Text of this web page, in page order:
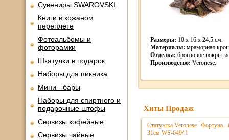
Сувениры SWAROVSKI
Книги в кожаном
переплете
Фотоальбомы и
фоторамки
Шкатулки в подарок
Наборы для пикника
Мини - бары
Наборы для спиртного и
подарочные штофы
Сервизы кофейные
Сервизы чайные
Размеры: 10 x 16 x 24,5 см.
Материалы: мраморная
Отделка: бронзовое
Производство: Veronese.
Хиты Продаж
Статуэтка Veronese "Фортуна
31см WS-649/ 1